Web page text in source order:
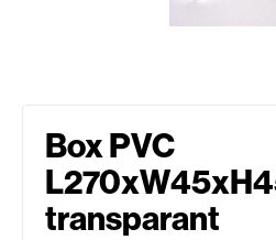
Box PVC
transparant